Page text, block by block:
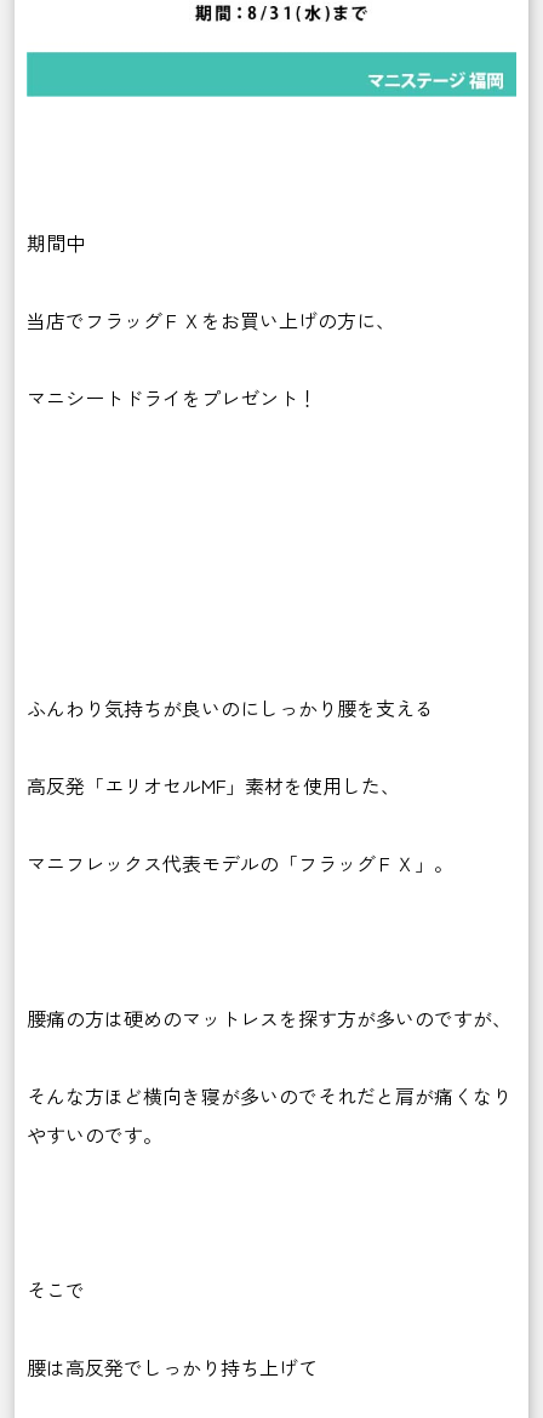
期間中
当店でフラッグＦＸをお買い上げの方に、
マニシートドライをプレゼント！
ふんわり気持ちが良いのにしっかり腰を支える
高反発「エリオセルMF」素材を使用した、
マニフレックス代表モデルの「フラッグＦＸ」。
腰痛の方は硬めのマットレスを探す方が多いのですが、
そんな方ほど横向き寝が多いのでそれだと肩が痛くなり
やすいのです。
そこで
腰は高反発でしっかり持ち上げて